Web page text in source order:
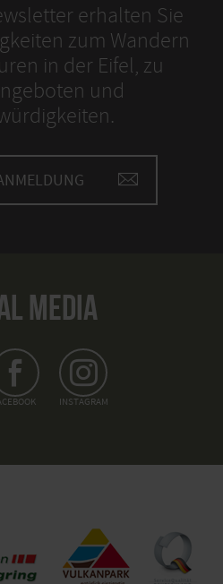
erhalten Sie
zum Wandern
in der Eifel, zu
und
MEDIA
INSTAGRAM